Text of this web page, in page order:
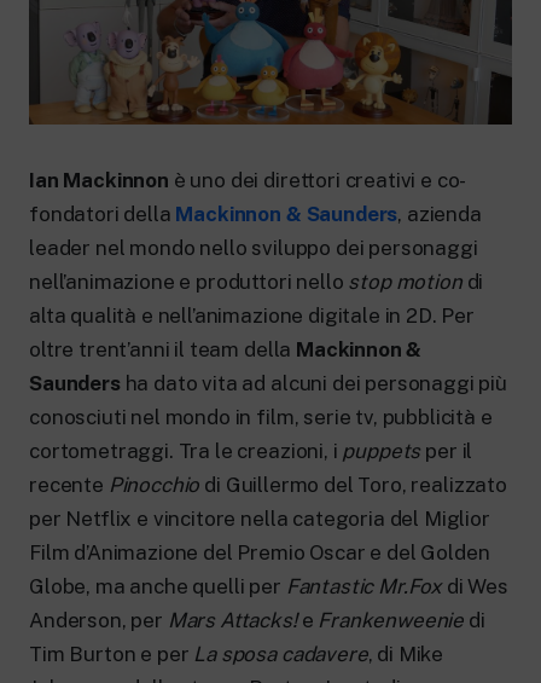
Ian Mackinnon è uno dei direttori creativi e co-
fondatori della Mackinnon & Saunders, azienda
leader nel mondo nello sviluppo dei personaggi
nell’animazione e produttori nello stop motion di
alta qualità e nell’animazione digitale in 2D. Per
oltre trent’anni il team della Mackinnon &
Saunders ha dato vita ad alcuni dei personaggi più
conosciuti nel mondo in film, serie tv, pubblicità e
cortometraggi. Tra le creazioni, i puppets per il
recente Pinocchio di Guillermo del Toro, realizzato
per Netflix e vincitore nella categoria del Miglior
Film d’Animazione del Premio Oscar e del Golden
Globe, ma anche quelli per Fantastic Mr.Fox di Wes
Anderson, per Mars Attacks!e Frankenweenie di
Tim Burton e per La sposa cadavere, di Mike